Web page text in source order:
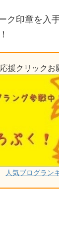
ク印章を入
援クリックお
人気ブログラン